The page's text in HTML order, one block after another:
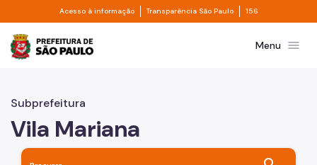
Pular para o Conteúdo principal
Acesso à informação Divisor de acesso à informação
Transparência São Paulo Divisor de
156
Prefeitura de São PauloMenu menu
Subprefeitura
Vila Mariana